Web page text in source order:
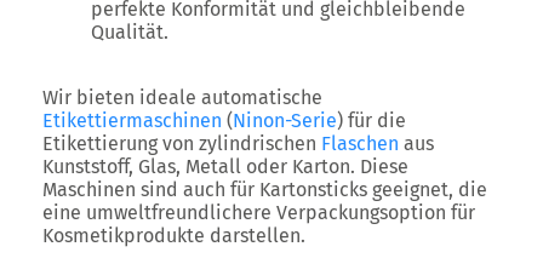
perfekte Konformität und gleichbleibende
Qualität.
Wir bieten ideale automatische
Etikettiermaschinen (Ninon-Serie) für die
Etikettierung von zylindrischen Flaschen aus
Kunststoff, Glas, Metall oder Karton. Diese
Maschinen sind auch für Kartonsticks geeignet, die
eine umweltfreundlichere Verpackungsoption für
Kosmetikprodukte darstellen.